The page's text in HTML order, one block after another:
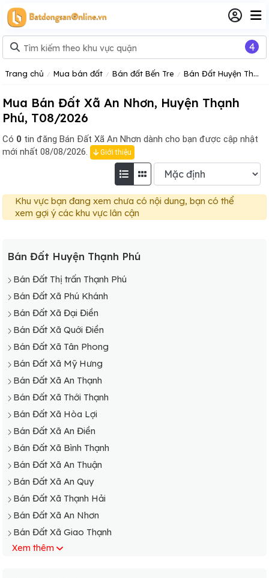
Trang chủ Mua bán đất Bán đất Bến Tre Bán Đất Huyện Thạnh Phú
Mua Bán Đất Xã An Nhơn, Huyện Thạnh
Phú, T08/2026
Có 0 tin đăng Bán Đất Xã An Nhơn dành cho bạn được cập nhật
mới nhất 08/08/2026.
Giới thiệu
Khu vực bạn đang xem chưa có nội dung, bạn có thể
xem gợi ý các khu vực lân cận
Bán Đất Huyện Thạnh Phú
Bán Đất Thị trấn Thạnh Phú
Bán Đất Xã Phú Khánh
Bán Đất Xã Đại Điền
Bán Đất Xã Quới Điền
Bán Đất Xã Tân Phong
Bán Đất Xã Mỹ Hưng
Bán Đất Xã An Thạnh
Bán Đất Xã Thới Thạnh
Bán Đất Xã Hòa Lợi
Bán Đất Xã An Điền
Bán Đất Xã Bình Thạnh
Bán Đất Xã An Thuận
Bán Đất Xã An Quy
Bán Đất Xã Thạnh Hải
Bán Đất Xã An Nhơn
Bán Đất Xã Giao Thạnh
Bán Đất Xã Thạnh Phong
Xem thêm
4